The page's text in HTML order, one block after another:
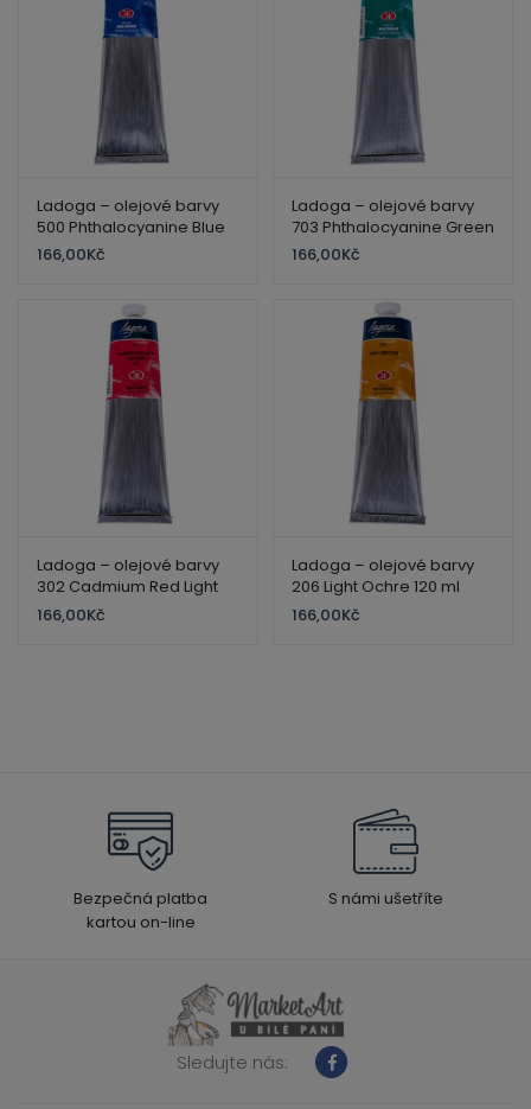
Ladoga – olejové barvy
500 Phthalocyanine Blue
120 ml
166,00Kč
Ladoga – olejové barvy
703 Phthalocyanine Green
120 ml
166,00Kč
Ladoga – olejové barvy
302 Cadmium Red Light
120 ml
166,00Kč
Ladoga – olejové barvy
206 Light Ochre 120 ml
166,00Kč
Bezpečná platba
kartou on-line
S námi ušetříte
Sledujte nás: